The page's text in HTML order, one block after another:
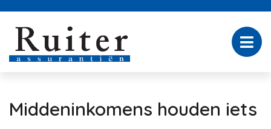
Middeninkomens houden iets